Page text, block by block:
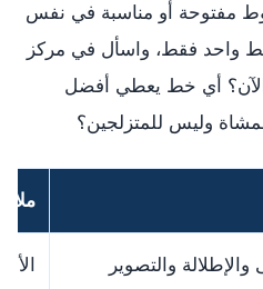
مفتوحة أو مناسبة في نفس
واحد فقط، واسأل في مركز
الآن؟ أي خط يعطي أفضل
وليس للمتزلجين؟
والإطلالة والتصوير